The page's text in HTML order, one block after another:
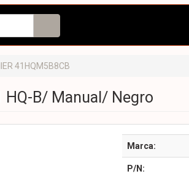
41HQM5B8CB
B/ Manual/ Negro
Marca:
P/N: